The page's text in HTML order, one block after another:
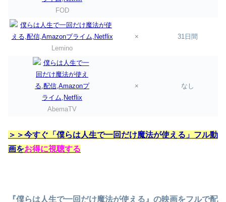
FOD
Lemino
× 31日間
AbemaTV
× なし
＞＞今すぐ「僕らは人生で一回だけ魔法が使える」フル動
画をお得に視聴する
『僕らは人生で一回だけ魔法が使える』の映画をフルで配